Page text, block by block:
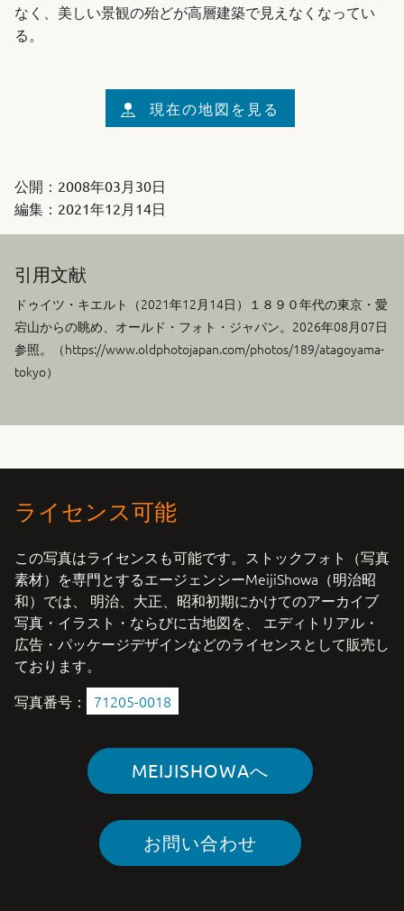
なく、美しい景観の殆どが高層建築で見えなくなってい
る。
現在の地図を見る
公開： 2008年03月30日
編集： 2021年12月14日
引用文献
ドゥイツ・キエルト（2021年12月14日 ）１８９０年代の東京・愛
宕山からの眺め、オールド・フォト・ジャパン。2026年08月07日
参照。（https://www.oldphotojapan.com/photos/189/atagoyama-
tokyo）
ライセンス可能
この写真はライセンスも可能です。ストックフォト（写真
素材）を専門とするエージェンシーMeijiShowa（明治昭
和）では、 明治、大正、昭和初期にかけてのアーカイブ
写真・イラスト・ならびに古地図を、 エディトリアル・
広告・パッケージデザインなどのライセンスとして販売し
ております。
写真番号：
71205-0018
MEIJISHOWAへ
お問い合わせ